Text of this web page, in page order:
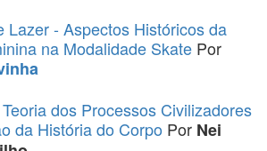
Lazer - Aspectos Históricos da
na Modalidade Skate Por
dos Processos Civilizadores
da História do Corpo Por Nei